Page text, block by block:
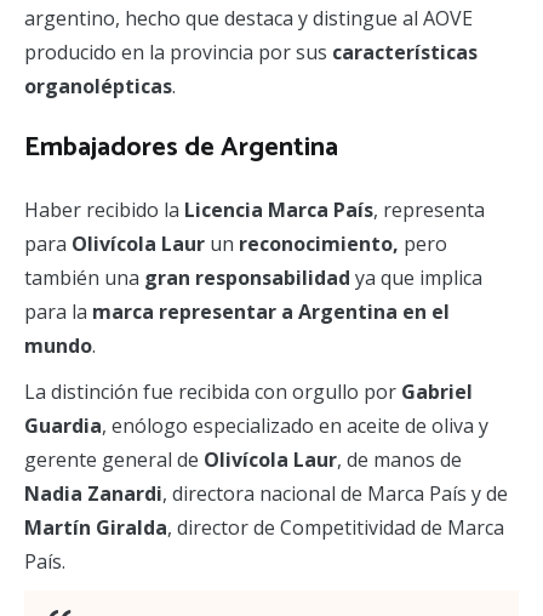
argentino, hecho que destaca y distingue al AOVE
producido en la provincia por sus características
organolépticas.
Embajadores de Argentina
Haber recibido la Licencia Marca País, representa
para Olivícola Laur un reconocimiento, pero
también una gran responsabilidad ya que implica
para la marca representar a Argentina en el
mundo.
La distinción fue recibida con orgullo por Gabriel
Guardia, enólogo especializado en aceite de oliva y
gerente general de Olivícola Laur, de manos de
Nadia Zanardi, directora nacional de Marca País y de
Martín Giralda, director de Competitividad de Marca
País.